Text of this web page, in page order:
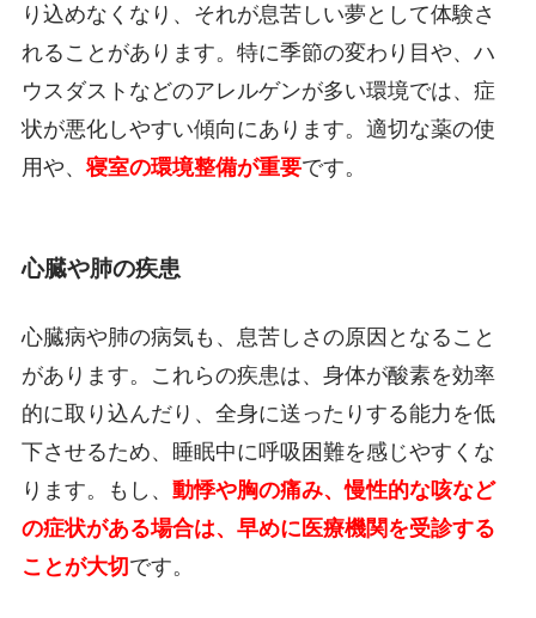
り込めなくなり、それが息苦しい夢として体験さ
れることがあります。特に季節の変わり目や、ハ
ウスダストなどのアレルゲンが多い環境では、症
状が悪化しやすい傾向にあります。適切な薬の使
用や、寝室の環境整備が重要です。
心臓や肺の疾患
心臓病や肺の病気も、息苦しさの原因となること
があります。これらの疾患は、身体が酸素を効率
的に取り込んだり、全身に送ったりする能力を低
下させるため、睡眠中に呼吸困難を感じやすくな
ります。もし、 動悸や胸の痛み、慢性的な咳など
の症状がある場合は、早めに医療機関を受診する
ことが大切 です。